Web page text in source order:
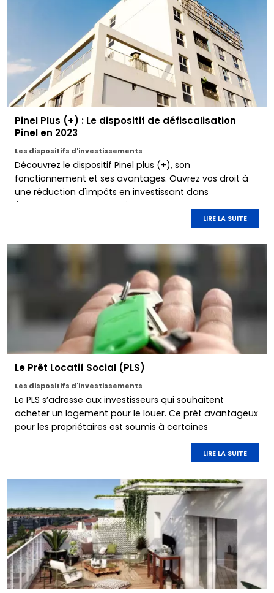
Pinel Plus (+) : Le dispositif de défiscalisation
Pinel en 2023
Les dispositifs d'investissements
Découvrez le dispositif Pinel plus (+), son
fonctionnement et ses avantages. Ouvrez vos droit à
une réduction d'impôts en investissant dans
l'immobilier neuf, conseillé par Marignan.
LIRE LA SUITE
Le Prêt Locatif Social (PLS)
Les dispositifs d'investissements
Le PLS s’adresse aux investisseurs qui souhaitent
acheter un logement pour le louer. Ce prêt avantageux
pour les propriétaires est soumis à certaines
obligations. Découvrez si le prêt locatif social est à
LIRE LA SUITE